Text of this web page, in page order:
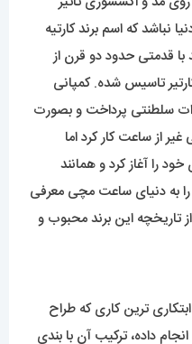
کمتر پیش می آید یک برند
مد و اکسسوری تأثیر
نباشد که اسم برند کارتیه
با قدمتی حدود دو قرن از
کارتیر تاسیس شده. کمپانی
سلطنتی پرداخت و بصورت
از ساعت کار کرد اما
را آغاز کرد و همانند
به دنیای ساعت مچی معرفی
تاریخچه این برند محبوب و